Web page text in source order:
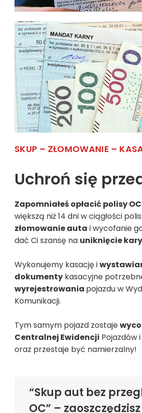
SKUP – ZŁOMOWANIE –
Uchroń się
Zapomniałeś opłacić polisy OC
większą niż 14 dni w ciągłości
złomowanie auta i wycofanie
dać Ci szansę na uniknięcie
Wykonujemy kasację i
dokumenty kasacyjne
wyrejestrowania pojazdu w
Komunikacji.
Tym samym pojazd zostaje
Centralnej Ewidencji Pojazdów
oraz przestaje być namierzalny!
“Skup aut bez
OC” – zaoszczędzisz